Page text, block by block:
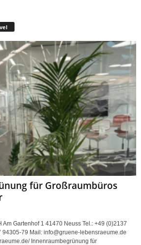
für Großraumbüros
Gartenhof 1 41470 Neuss Tel.: +49 (0)2137
94305-79 Mail: info@gruene-lebensraeume.de
Innenraumbegrünung für